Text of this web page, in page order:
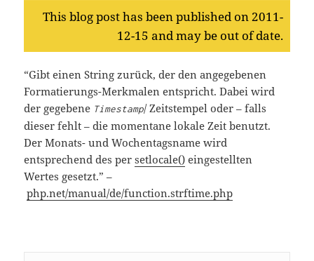
This blog post has been published on 2011-
12-15 and may be out of date.
“Gibt einen String zurück, der den angegebenen
Formatierungs-Merkmalen entspricht. Dabei wird
der gegebene Timestamp/ Zeitstempel oder – falls
dieser fehlt – die momentane lokale Zeit benutzt.
Der Monats- und Wochentagsname wird
entsprechend des persetlocale() eingestellten
Wertes gesetzt.” –
php.net/manual/de/function.strftime.php